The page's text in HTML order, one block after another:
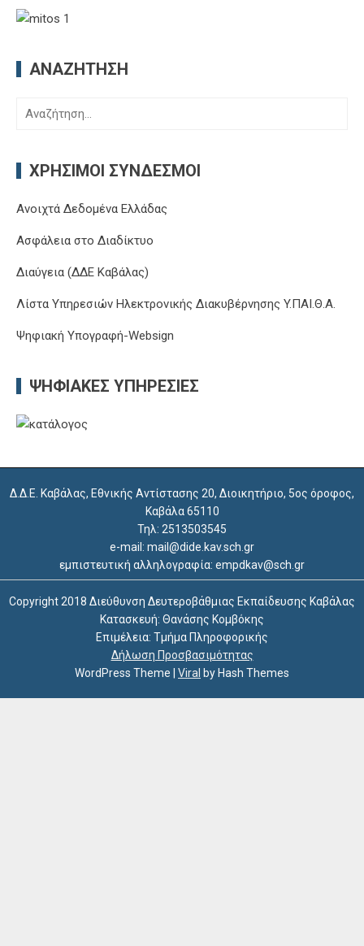
ΑΝΑΖΉΤΗΣΗ
Αναζήτηση
ΧΡΉΣΙΜΟΙ ΣΎΝΔΕΣΜΟΙ
Ανοιχτά Δεδομένα Ελλάδας
Ασφάλεια στο Διαδίκτυο
Διαύγεια (ΔΔΕ Καβάλας)
Λίστα Υπηρεσιών Ηλεκτρονικής Διακυβέρνησης Y.ΠΑΙ.Θ.Α.
Ψηφιακή Υπογραφή-Websign
ΨΗΦΙΑΚΈΣ ΥΠΗΡΕΣΊΕΣ
Δ.Δ.Ε. Καβάλας, Εθνικής Αντίστασης 20, Διοικητήριο, 5ος όροφος,
Καβάλα 65110
Τηλ: 2513503545
e-mail: mail@dide.kav.sch.gr
εμπιστευτική αλληλογραφία: empdkav@sch.gr
Copyright 2018 Διεύθυνση Δευτεροβάθμιας Εκπαίδευσης Καβάλας
Κατασκευή: Θανάσης Κομβόκης
Επιμέλεια: Τμήμα Πληροφορικής
Δήλωση Προσβασιμότητας
WordPress Theme
Viral by Hash Themes